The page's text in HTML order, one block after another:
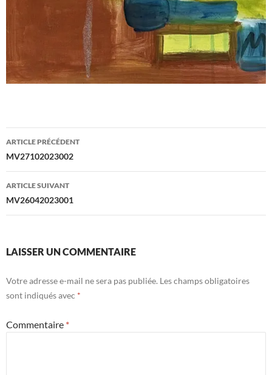
Navigation
des
articles
ARTICLE PRÉCÉDENT
MV27102023002
ARTICLE SUIVANT
MV26042023001
LAISSER UN COMMENTAIRE
Votre adresse e-mail ne sera pas publiée. Les champs obligatoires
sont indiqués avec *
Commentaire *